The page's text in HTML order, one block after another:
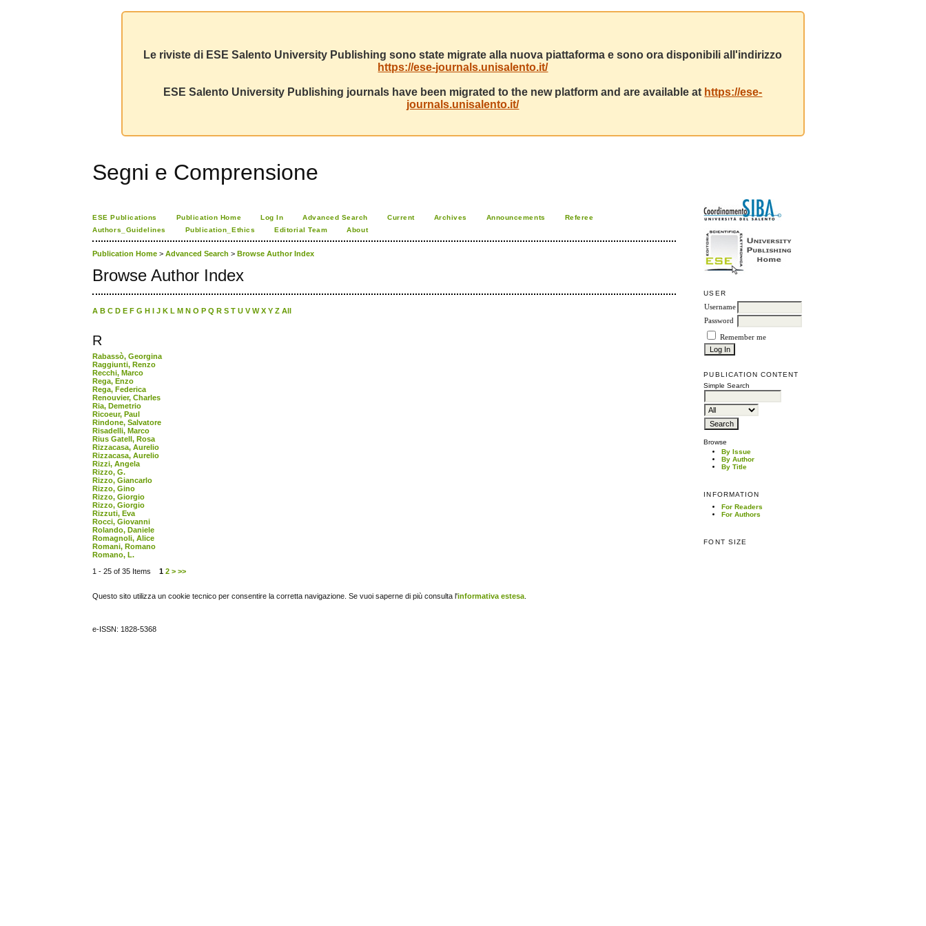
Le riviste di ESE Salento University Publishing sono state migrate alla nuova piattaforma e sono ora disponibili all'indirizzo
https://ese-journals.unisalento.it/
ESE Salento University Publishing journals have been migrated to the new platform and are available at https://ese-
journals.unisalento.it/
Segni e Comprensione
USER
Username
Password
Remember me
PUBLICATION CONTENT
Simple Search
Browse
By Issue
By Author
By Title
INFORMATION
For Readers
For Authors
FONT SIZE
ESE Publications Publication Home Log In Advanced Search Current Archives Announcements
Referee
Authors_Guidelines
Publication_Ethics Editorial Team About
Publication Home >Advanced Search >Browse Author Index
Browse Author Index
A B C D E F G H I J K L M N O P Q R S T U V W X Y Z All
R
Rabassò, Georgina
Raggiunti, Renzo
Recchi, Marco
Rega, Enzo
Rega, Federica
Renouvier, Charles
Ria, Demetrio
Ricoeur, Paul
Rindone, Salvatore
Risadelli, Marco
Rius Gatell, Rosa
Rizzacasa, Aurelio
Rizzacasa, Aurelio
Rizzi, Angela
Rizzo, G.
Rizzo, Giancarlo
Rizzo, Gino
Rizzo, Giorgio
Rizzo, Giorgio
Rizzuti, Eva
Rocci, Giovanni
Rolando, Daniele
Romagnoli, Alice
Romani, Romano
Romano, L.
1 - 25 of 35 Items1 2 > >>
Questo sito utilizza un cookie tecnico per consentire la corretta navigazione. Se vuoi saperne di più consulta l'informativa estesa
e-ISSN: 1828-5368